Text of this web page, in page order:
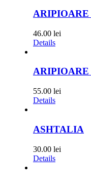
ARIPIOARE
46.00 lei
Details
55.00 lei
Details
ASHTALIA
30.00 lei
Details